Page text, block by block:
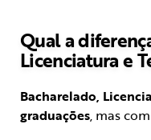
Qual a
Licenciatura e
Bacharelado,
graduações, mas